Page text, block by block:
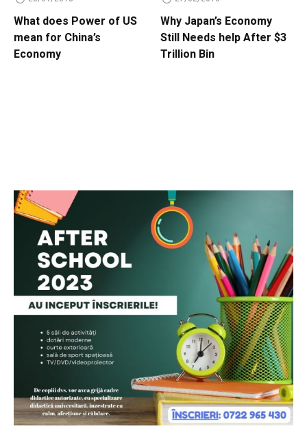
What does Power of US
mean for China’s
Economy
Why Japan’s Economy
Still Needs help After $3
Trillion Bin